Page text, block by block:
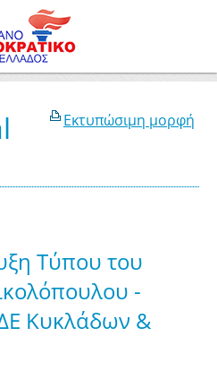
Εκτυπώσιμη μορφή
Τύπου του
-
Κυκλάδων &